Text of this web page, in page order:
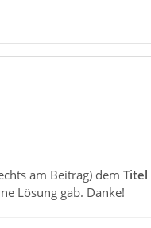
am Beitrag) dem Titel
Lösung gab. Danke!